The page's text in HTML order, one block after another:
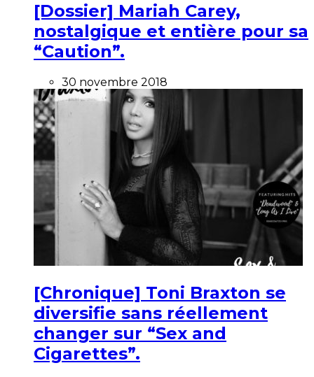
[Dossier] Mariah Carey,
nostalgique et entière pour sa
“Caution”.
30 novembre 2018
[Chronique] Toni Braxton se
diversifie sans réellement
changer sur “Sex and
Cigarettes”.